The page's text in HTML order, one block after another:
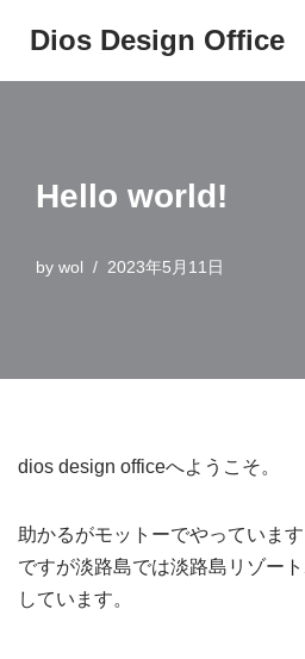
Dios Design Office
Hello world!
by wol 2023年5月11日
dios design officeへようこそ。
助かるがモットーでやっていま
ですが淡路島では淡路島リゾー
しています。